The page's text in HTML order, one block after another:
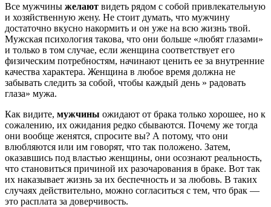
Все мужчины желают видеть рядом с собой привлекательную
и хозяйственную жену. Не стоит думать, что мужчину
достаточно вкусно накормить и он уже на всю жизнь твой.
Мужская психология такова, что они больше «любят глазами»
и только в том случае, если женщина соответствует его
физическим потребностям, начинают ценить ее за внутренние
качества характера. Женщина в любое время должна не
забывать следить за собой, чтобы каждый день » радовать
глаза» мужа.
Как видите, мужчины ожидают от брака только хорошее, но к
сожалению, их ожидания редко сбываются. Почему же тогда
они вообще женятся, спросите вы? А потому, что они
влюбляются или им говорят, что так положено. Затем,
оказавшись под властью женщины, они осознают реальность,
что становиться причиной их разочарования в браке. Вот так
их наказывает жизнь за их беспечность и за любовь. В таких
случаях действительно, можно согласиться с тем, что брак —
это расплата за доверчивость.